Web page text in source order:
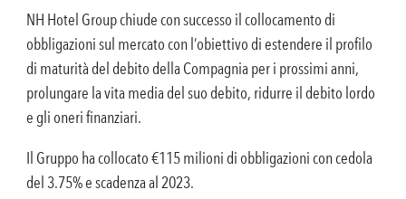
NH Hotel Group chiude con successo il collocamento di
obbligazioni sul mercato con l’obiettivo di estendere il profilo
di maturità del debito della Compagnia per i prossimi anni,
prolungare la vita media del suo debito, ridurre il debito lordo
e gli oneri finanziari.
Il Gruppo ha collocato €115 milioni di obbligazioni con cedola
del 3.75% e scadenza al 2023.